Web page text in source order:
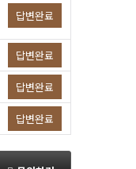
답변완료
답변완료
답변완료
답변완료